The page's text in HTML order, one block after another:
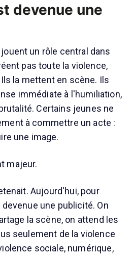
devenue une
un rôle central dans
pas toute la violence,
la mettent en scène. Ils
immédiate à l'humiliation,
Certains jeunes ne
à commettre un acte :
une image.
majeur.
Aujourd'hui, pour
une publicité. On
la scène, on attend les
seulement de la violence
sociale, numérique,